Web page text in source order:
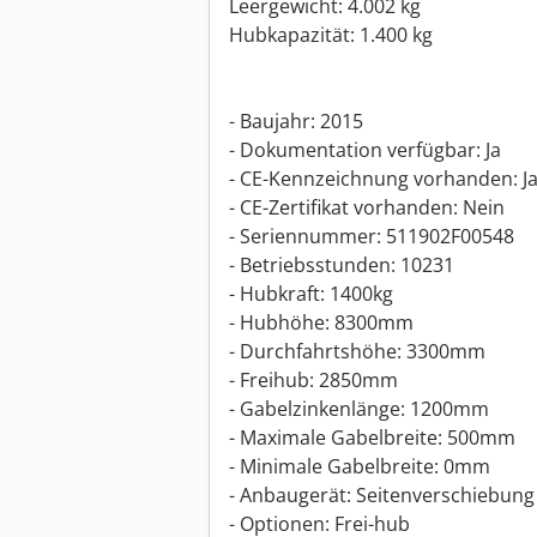
Leergewicht: 4.002 kg
Hubkapazität: 1.400 kg
- Baujahr: 2015
- Dokumentation verfügbar: Ja
- CE-Kennzeichnung vorhanden: Ja
- CE-Zertifikat vorhanden: Nein
- Seriennummer: 511902F00548
- Betriebsstunden: 10231
- Hubkraft: 1400kg
- Hubhöhe: 8300mm
- Durchfahrtshöhe: 3300mm
- Freihub: 2850mm
- Gabelzinkenlänge: 1200mm
- Maximale Gabelbreite: 500mm
- Minimale Gabelbreite: 0mm
- Anbaugerät: Seitenverschiebung
- Optionen: Frei-hub